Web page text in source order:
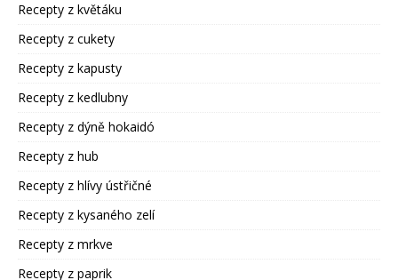
Recepty z květáku
Recepty z cukety
Recepty z kapusty
Recepty z kedlubny
Recepty z dýně hokaidó
Recepty z hub
Recepty z hlívy ústřičné
Recepty z kysaného zelí
Recepty z mrkve
Recepty z paprik